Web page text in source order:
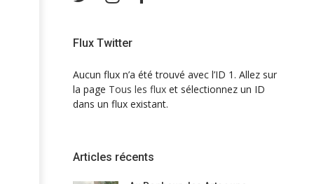
Flux Twitter
Aucun flux n’a été trouvé avec l’ID 1. Allez sur
la page Tous les flux et sélectionnez un ID
dans un flux existant.
Articles récents